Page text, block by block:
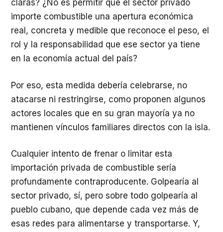
claras? ¿No es permitir que el sector privado
importe combustible una apertura económica
real, concreta y medible que reconoce el peso, el
rol y la responsabilidad que ese sector ya tiene
en la economía actual del país?
Por eso, esta medida debería celebrarse, no
atacarse ni restringirse, como proponen algunos
actores locales que en su gran mayoría ya no
mantienen vínculos familiares directos con la isla.
Cualquier intento de frenar o limitar esta
importación privada de combustible sería
profundamente contraproducente. Golpearía al
sector privado, sí, pero sobre todo golpearía al
pueblo cubano, que depende cada vez más de
esas redes para alimentarse y transportarse. Y,